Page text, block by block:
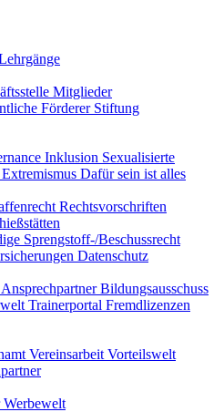
Mitglieder
Förderer Stiftung
Inklusion Sexualisierte
Dafür sein ist alles
Rechtsvorschriften
Sprengstoff-/Beschussrecht
Datenschutz
AnsprechpartnerBildungsausschuss
Trainerportal Fremdlizenzen
Vereinsarbeit Vorteilswelt
Werbewelt